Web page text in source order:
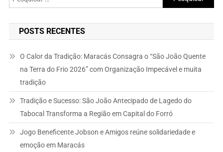
por:
POSTS RECENTES
O Calor da Tradição: Maracás Consagra o “São João Quente
na Terra do Frio 2026” com Organização Impecável e muita
tradição
Tradição e Sucesso: São João Antecipado de Lagedo do
Tabocal Transforma a Região em Capital do Forró
Jogo Beneficente Jobson e Amigos reúne solidariedade e
emoção em Maracás